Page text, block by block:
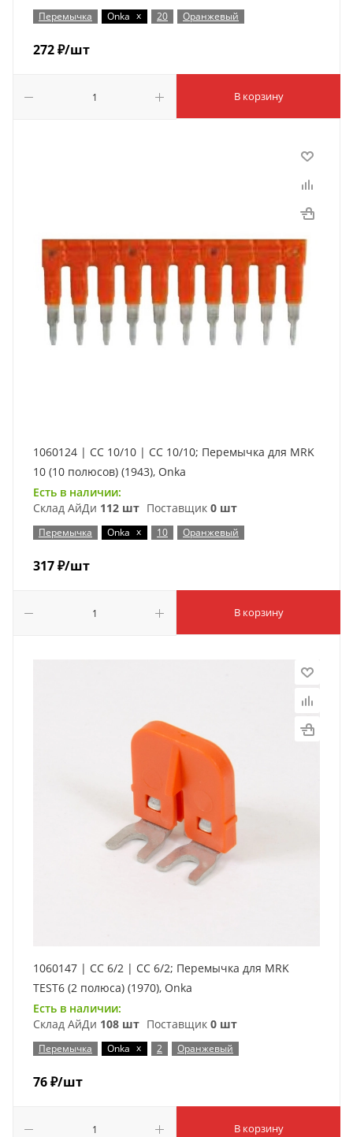
Перемычка Onka x 20 Оранжевый
272₽/шт
В корзину
1060124 | CC 10/10 | CC 10/10; Перемычка для MRK
10 (10 полюсов) (1943), Onka
Есть в наличии:
Склад АйДи 112 шт Поставщик 0 шт
Перемычка Onka x 10 Оранжевый
317₽/шт
В корзину
1060147 | CC 6/2 | CC 6/2; Перемычка для MRK
TEST6 (2 полюса) (1970), Onka
Есть в наличии:
Склад АйДи 108 шт Поставщик 0 шт
Перемычка Onka x 2 Оранжевый
76₽/шт
В корзину